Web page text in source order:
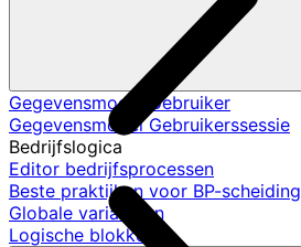
Gegevensmodel Gebruiker
Gegevensmodel Gebruikerssessie
Bedrijfslogica
Editor bedrijfsprocessen
Beste praktijken voor BP-scheiding
Globale variabelen
Logische blokken